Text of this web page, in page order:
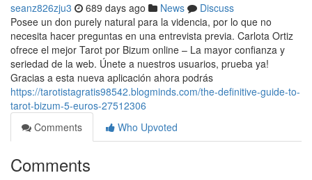
seanz826zju3 689 days ago News
Discuss
Posee un don purely natural para la videncia, por lo que no
necesita hacer preguntas en una entrevista previa. Carlota Ortiz
ofrece el mejor Tarot por Bizum online – La mayor confianza y
seriedad de la web. Únete a nuestros usuarios, prueba ya!
Gracias a esta nueva aplicación ahora podrás
https://tarotistagratis98542.blogminds.com/the-definitive-guide-to-
tarot-bizum-5-euros-27512306
Comments
Who Upvoted
Comments